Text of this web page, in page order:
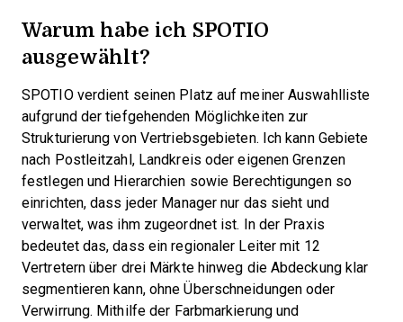
Warum habe ich SPOTIO
ausgewählt?
SPOTIO verdient seinen Platz auf meiner Auswahlliste
aufgrund der tiefgehenden Möglichkeiten zur
Strukturierung von Vertriebsgebieten. Ich kann Gebiete
nach Postleitzahl, Landkreis oder eigenen Grenzen
festlegen und Hierarchien sowie Berechtigungen so
einrichten, dass jeder Manager nur das sieht und
verwaltet, was ihm zugeordnet ist. In der Praxis
bedeutet das, dass ein regionaler Leiter mit 12
Vertretern über drei Märkte hinweg die Abdeckung klar
segmentieren kann, ohne Überschneidungen oder
Verwirrung. Mithilfe der Farbmarkierung und